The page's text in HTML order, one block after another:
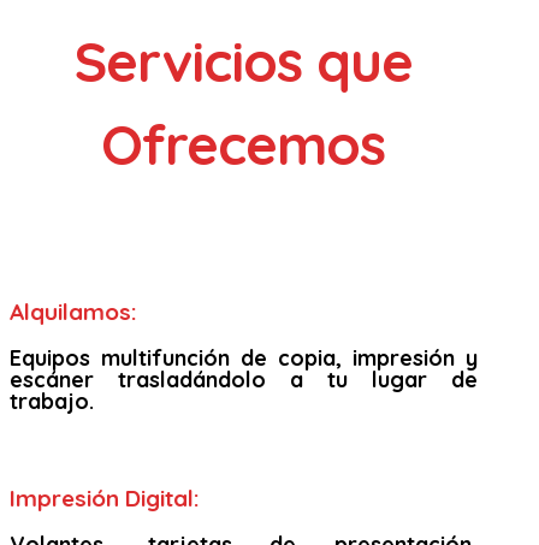
Servicios que
Ofrecemos
Alquilamos:
Equipos multifunción de copia, impresión y
escáner trasladándolo a tu lugar de
trabajo.
Impresión Digital: